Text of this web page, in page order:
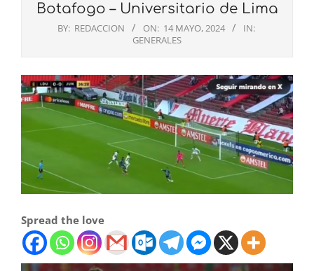
Botafogo – Universitario de Lima
BY: REDACCION ON: 14 MAYO, 2024
IN:
GENERALES
Spread the love